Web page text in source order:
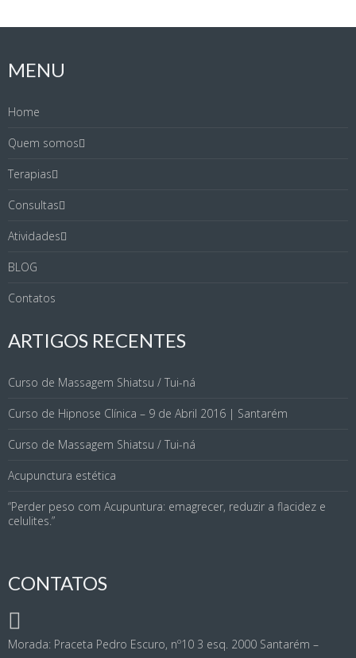
MENU
Home
Quem somos
Terapias
Consultas
Atividades
BLOG
Contatos
ARTIGOS RECENTES
Curso de Massagem Shiatsu / Tui-ná
Curso de Hipnose Clínica – 9 de Abril 2016 | Santarém
Curso de Massagem Shiatsu / Tui-ná
Acupunctura estética
“Perder peso com Acupuntura: emagrecer, reduzir a flacidez e
celulites.”
CONTATOS
Morada: Praceta Pedro Escuro, nº10 3 esq. 2000 Santarém –